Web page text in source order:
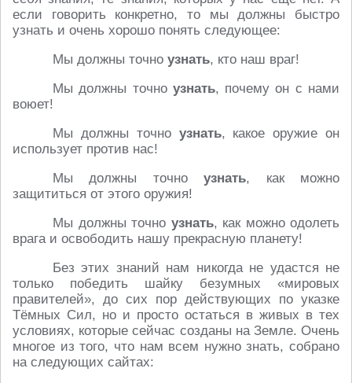
если говорить конкретно, то мы должны быстро
узнать и очень хорошо понять следующее:
Мы должны точно узнать, кто наш враг!
Мы должны точно узнать, почему он с нами
воюет!
Мы должны точно узнать, какое оружие он
использует против нас!
Мы должны точноузнать, как можно
защититься от этого оружия!
Мы должны точно узнать, как можно одолеть
врага и освободить нашу прекрасную планету!
Без этих знаний нам никогда не удастся не
только победить шайку безумных «мировых
правителей», до сих пор действующих по указке
Тёмных Сил, но и просто остаться в живых в тех
условиях, которые сейчас созданы на Земле. Очень
многое из того, что нам всем нужно знать, собрано
на следующих сайтах: